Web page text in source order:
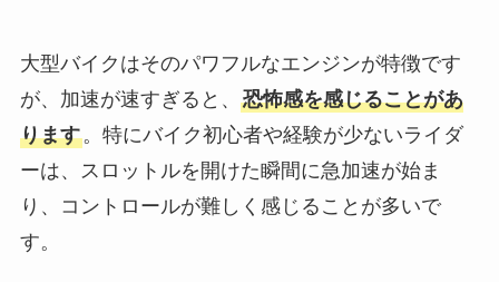
大型バイクはそのパワフルなエンジンが特徴です
が、加速が速すぎると、 恐怖感を感じることがあ
ります。特にバイク初心者や経験が少ないライダ
ーは、スロットルを開けた瞬間に急加速が始ま
り、コントロールが難しく感じることが多いで
す。